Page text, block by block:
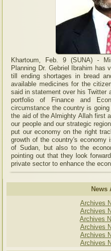
Khartoum, Feb. 9 (SUNA) -
Planning Dr. Gebriel Ibrahim has
till ending shortages in bread
available medicines for the
said in statement over his Twitter
portfolio of Finance and
circumstance the country is
the aid of the Almighty Allah first
our people and our strategic
put our economy on the right
growth of the country's
of Sudan, but also to the
pointing out that they look
private sector to enhance the
News
Archives
Archives
Archives
Archives
Archives
Archives